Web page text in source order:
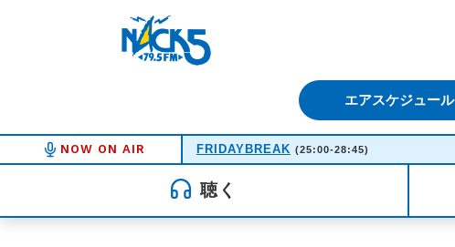
エアスケジュール
NOW ON AIR FRIDAYBREAK (25:00-28:45)
聴く